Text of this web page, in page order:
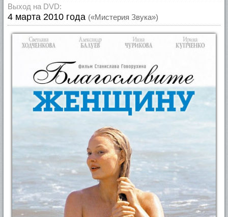
Выход на DVD:
4 марта 2010 года («Мистерия Звука»)